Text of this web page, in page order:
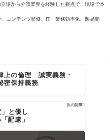
場から介護業界を経験した視点で、現場で本
コンテンツ監修、IT・業務効率化、製品開
上の倫理 誠実義務・
密保持義務
次の記事
と優し
配慮」